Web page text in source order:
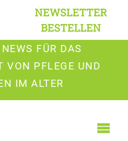
NEWSLETTER
BESTELLEN
FÜR DAS
VON PFLEGE UND
IM ALTER